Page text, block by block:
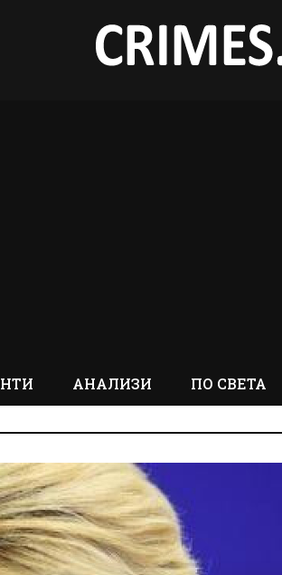
АНАЛИЗИ ПО СВЕТА